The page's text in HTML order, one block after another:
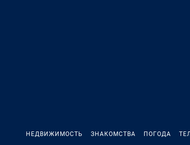
НЕДВИЖИМОСТЬ ЗНАКОМСТВА ПОГОДА